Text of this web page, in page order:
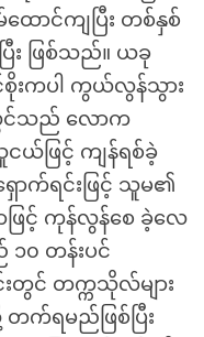
ောင်ကျပြီး တစ်နှစ်
း ဖြစ်သည်။ ယခု
င်စိုးကပါ ကွယ်လွန်သွား
လွင်သည် လောက
ဖြင့် ကျန်ရစ်ခဲ့
ာက်ရင်းဖြင့် သူမ၏
ဖြင့် ကုန်လွန်စေ ခဲ့လေ
၀ တန်းပင်
းတွင် တက္ကသိုလ်များ
က်ရမည်ဖြစ်ပြီး